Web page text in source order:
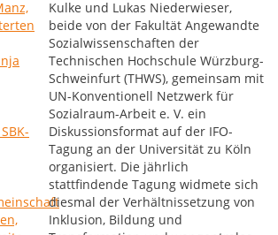
Kulke und Lukas Niederwieser,
beide von der Fakultät Angewandte
Sozialwissenschaften der
Technischen Hochschule Würzburg-
Schweinfurt (THWS), gemeinsam mit
UN-Konventionell Netzwerk für
Sozialraum-Arbeit e. V. ein
Diskussionsformat auf der IFO-
Tagung an der Universität zu Köln
organisiert. Die jährlich
stattfindende Tagung widmete sich
diesmal der Verhältnissetzung von
Inklusion, Bildung und